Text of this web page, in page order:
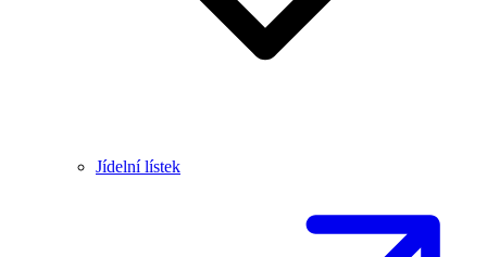
Jídelní lístek